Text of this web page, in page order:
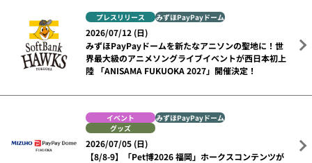
プレスリリース みずほPayPayドーム
2026/07/12 (日)
みずほPayPayドームを新たなアニソンの聖地に！世
界最大級のアニメソングライブイベントが西日本初上
陸 「ANISAMA FUKUOKA 2027」開催決定！
イベント
みずほPayPayドーム
グッズ
2026/07/05 (日)
【8/8-9】「Pet博2026 福岡」ホークスコンテンツが